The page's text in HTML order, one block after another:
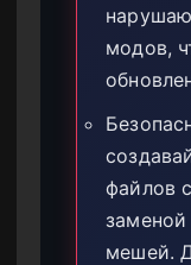
модов,
файлов
заменой
мешей.